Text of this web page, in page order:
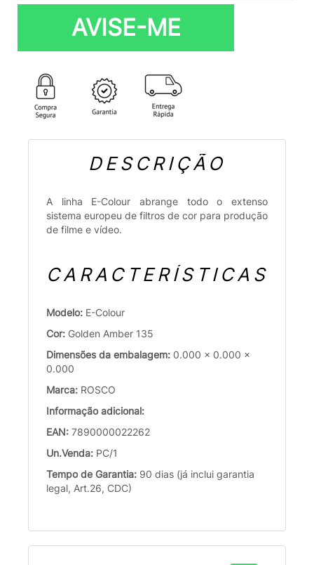
AVISE-ME
DESCRIÇÃO
A linha E-Colour abrange todo o extenso
sistema europeu de filtros de cor para produção
de filme e vídeo.
CARACTERÍSTICAS
Modelo: E-Colour
Cor: Golden Amber 135
Dimensões da embalagem: 0.000 x 0.000 x
0.000
Marca: ROSCO
Informação adicional:
EAN: 7890000022262
Un.Venda: PC/1
Tempo de Garantia: 90 dias (já inclui garantia
legal, Art.26, CDC)